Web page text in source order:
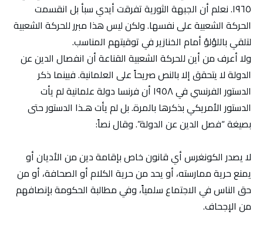
١٩٦٥. نعلم أن الجبهة الثورية تفرقت أيدي سبأ بل انقسمت
الحركة الشعبية على نفسها. ولكن ليس هذا مبرر للحركة الشعبية
لتلقي باللؤلؤ أمام الخنازير في توقيتهم المناسب.
ولا أعرف من أين للحركة الشعبية القناعة أن انفصال الدين عن
الدولة لا يتحقق إلا بالنص صريحاً على العلمانية. فبينما ذكر
الدستور الفرنسي في ١٩٥٨ أن فرنسا دولة علمانية لم يأت
الدستور الأمريكي بذكرها بالمرة. بل لم يأت هـذا الدستور حتى
بصيغة “فصل الدين عن الدولة”. وقال نصاً:
لا يصدر الكونغرس أي قانون خاص بإقامة دين من الأديان أو
يمنع حرية ممارسته، أو يحد من حرية الكلام أو الصحافة، أو من
حق الناس في الاجتماع سلمياً، وفي مطالبة الحكومة بإنصافهم
من الإجحاف.